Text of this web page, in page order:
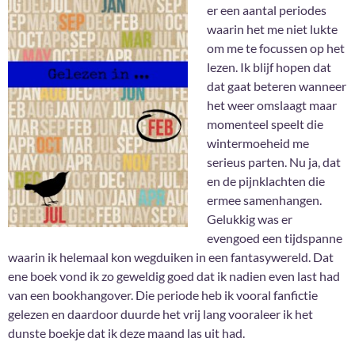
er een aantal periodes
waarin het me niet lukte
om me te focussen op het
lezen. Ik blijf hopen dat
dat gaat beteren wanneer
het weer omslaagt maar
momenteel speelt die
wintermoeheid me
serieus parten. Nu ja, dat
en de pijnklachten die
ermee samenhangen.
Gelukkig was er
evengoed een tijdspanne
waarin ik helemaal kon wegduiken in een fantasywereld. Dat
ene boek vond ik zo geweldig goed dat ik nadien even last had
van een bookhangover. Die periode heb ik vooral fanfictie
gelezen en daardoor duurde het vrij lang vooraleer ik het
dunste boekje dat ik deze maand las uit had.